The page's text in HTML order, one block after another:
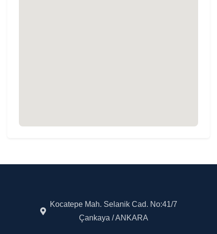
Kocatepe Mah. Selanik Cad. No:41/7
Çankaya / ANKARA